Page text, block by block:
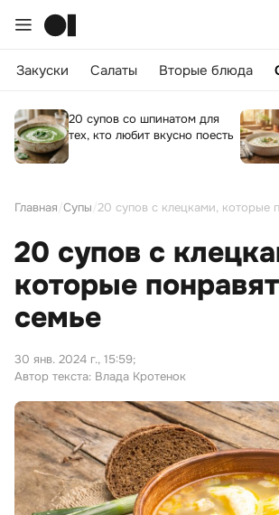
Закуски Салаты Вторые блюда
20 супов со шпинатом для
тех, кто любит вкусно поесть
Главная Супы
20 супов с
которые
семье
30 янв. 2024 г., 15:59;
Автор текста: Влада Кротенок